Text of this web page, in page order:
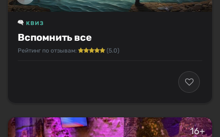
Вспомнить все
КВИЗ
Рейтинг по отзывам: (5.0)
16+